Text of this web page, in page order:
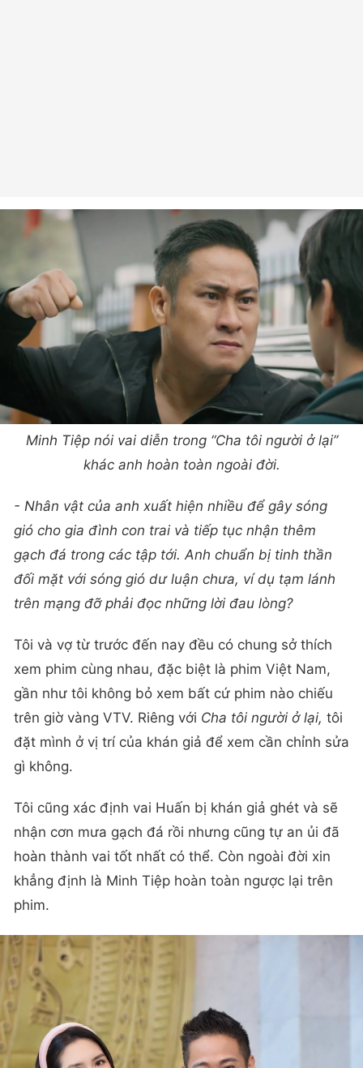
Minh Tiệp nói vai diễn trong “Cha tôi người ở lại”
khác anh hoàn toàn ngoài đời.
- Nhân vật của anh xuất hiện nhiều để gây sóng
gió cho gia đình con trai và tiếp tục nhận thêm
gạch đá trong các tập tới. Anh chuẩn bị tinh thần
đối mặt với sóng gió dư luận chưa, ví dụ tạm lánh
trên mạng đỡ phải đọc những lời đau lòng?
Tôi và vợ từ trước đến nay đều có chung sở thích
xem phim cùng nhau, đặc biệt là phim Việt Nam,
gần như tôi không bỏ xem bất cứ phim nào chiếu
trên giờ vàng VTV. Riêng với Cha tôi người ở lại, tôi
đặt mình ở vị trí của khán giả để xem cần chỉnh sửa
gì không.
Tôi cũng xác định vai Huấn bị khán giả ghét và sẽ
nhận cơn mưa gạch đá rồi nhưng cũng tự an ủi đã
hoàn thành vai tốt nhất có thể. Còn ngoài đời xin
khẳng định là Minh Tiệp hoàn toàn ngược lại trên
phim.